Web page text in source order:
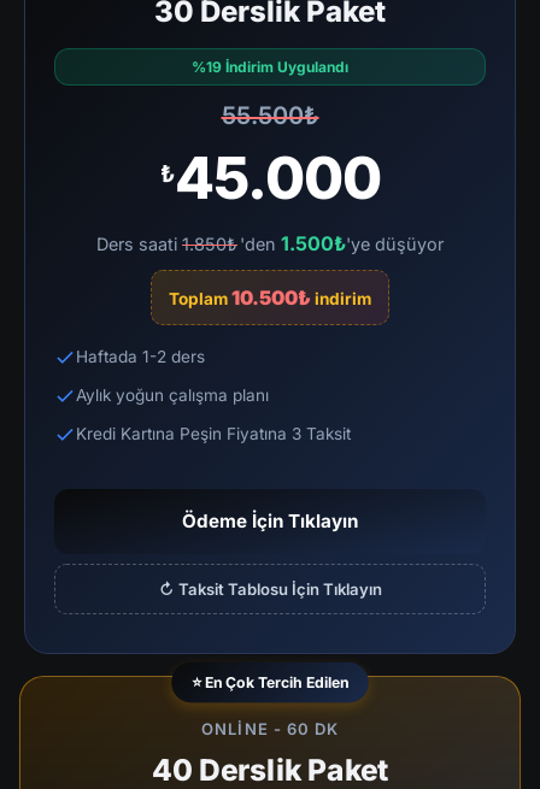
30 Derslik Paket
%19 İndirim Uygulandı
55.500₺
₺45.000
Ders saati 1.850₺'den 1.500₺'ye düşüyor
Toplam10.500₺indirim
Haftada 1-2 ders
Aylık yoğun çalışma planı
Kredi Kartına Peşin Fiyatına 3 Taksit
Ödeme İçin Tıklayın
↻ Taksit Tablosu İçin Tıklayın
⭐ En Çok Tercih Edilen
ONLINE - 60 DK
40 Derslik Paket